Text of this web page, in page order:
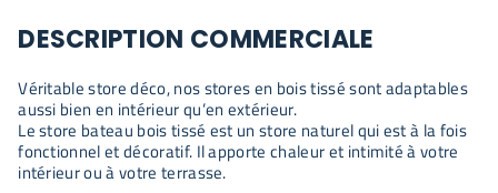
DESCRIPTION COMMERCIALE
Véritable store déco, nos stores en bois tissé sont adaptables
aussi bien en intérieur qu’en extérieur.
Le store bateau bois tissé est un store naturel qui est à la fois
fonctionnel et décoratif. Il apporte chaleur et intimité à votre
intérieur ou à votre terrasse.